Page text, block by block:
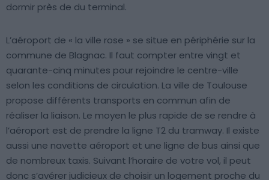
dormir près de du terminal.
L’aéroport de « la ville rose » se situe en périphérie sur la
commune de Blagnac. Il faut compter entre vingt et
quarante-cinq minutes pour rejoindre le centre-ville
selon les conditions de circulation. La ville de Toulouse
propose différents transports en commun afin de
réaliser la liaison. Le moyen le plus rapide de se rendre à
l’aéroport est de prendre la ligne T2 du tramway. Il existe
aussi une navette aéroport et une ligne de bus ainsi que
de nombreux taxis. Suivant l’horaire de votre vol, il peut
donc s’avérer judicieux de choisir un logement proche du